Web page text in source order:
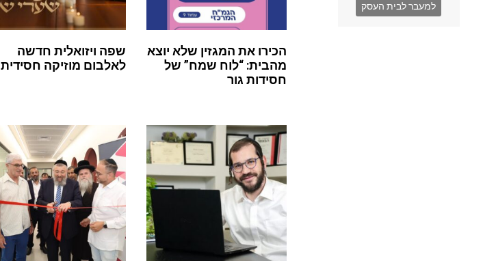
למעבר לבית העסק
הכירו את המגזין שלא יוצא
מהבית: “לוח שמח” של
חסידות גור
שפה ויזואלית חדשה
לאלבום מוזיקה חסידית